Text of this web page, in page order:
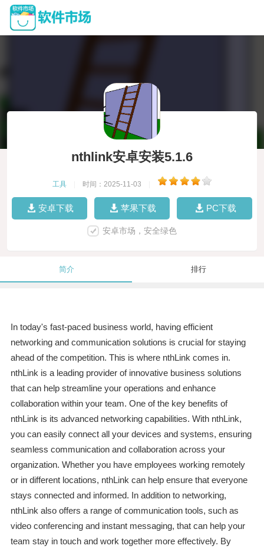
nthlink安卓安装5.1.6
工具 时间：2025-11-03
安卓下载 苹果下载 PC下载
安卓市场，安全绿色
简介 排行
In today's fast-paced business world, having efficient
networking and communication solutions is crucial for staying
ahead of the competition. This is where nthLink comes in.
nthLink is a leading provider of innovative business solutions
that can help streamline your operations and enhance
collaboration within your team. One of the key benefits of
nthLink is its advanced networking capabilities. With nthLink,
you can easily connect all your devices and systems, ensuring
seamless communication and collaboration across your
organization. Whether you have employees working remotely
or in different locations, nthLink can help ensure that everyone
stays connected and informed. In addition to networking,
nthLink also offers a range of communication tools, such as
video conferencing and instant messaging, that can help your
team stay in touch and work together more effectively. By